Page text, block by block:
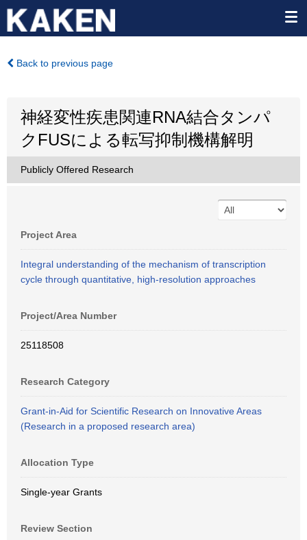
Back to previous page
神経変性疾患関連RNA結合タンパ
クFUSによる転写抑制機構解明
Publicly Offered Research
Project Area
Integral understanding of the mechanism of transcription
cycle through quantitative, high-resolution approaches
Project/Area Number
25118508
Research Category
Grant-in-Aid for Scientific Research on Innovative Areas
(Research in a proposed research area)
Allocation Type
Single-year Grants
Review Section